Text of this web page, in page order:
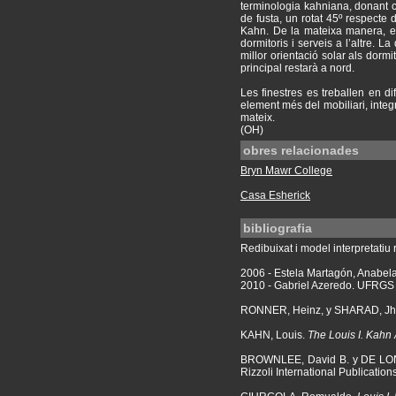
terminologia kahniana, donant
de fusta, un rotat 45º respecte
Kahn. De la mateixa manera,
dormitoris i serveis a l’altre.
millor orientació solar als
principal restarà a nord.
Les finestres es treballen en
element més del mobiliari,
mateix.
(OH)
obres relacionades
Bryn Mawr College
Casa Esherick
bibliografia
Redibuixat i model interpretatiu
2006 - Estela Martagón,
2010 - Gabriel Azeredo.
RONNER, Heinz, y SHARAD,
KAHN, Louis. The Louis I.
BROWNLEE, David B. y DE
Rizzoli International